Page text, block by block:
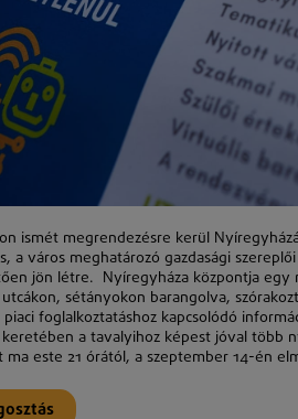
ismét megrendezésre kerül
a város meghatározó gazdasági
jön létre. Nyíregyháza központja egy
sétányokon barangolva,
piaci foglalkoztatáshoz kapcsolódó
a tavalyihoz képest jóval több
ma este 21 órától, a szeptember 14-én